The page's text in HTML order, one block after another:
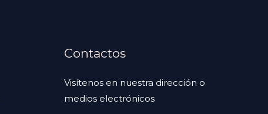
Contactos
Visítenos en nuestra dirección o
medios electrónicos